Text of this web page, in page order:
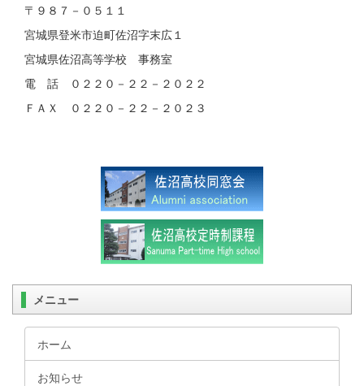
〒９８７－０５１１
宮城県登米市迫町佐沼字末広１
宮城県佐沼高等学校 事務室
電 話 ０２２０－２２－２０２２
ＦＡＸ ０２２０－２２－２０２３
メニュー
ホーム
お知らせ